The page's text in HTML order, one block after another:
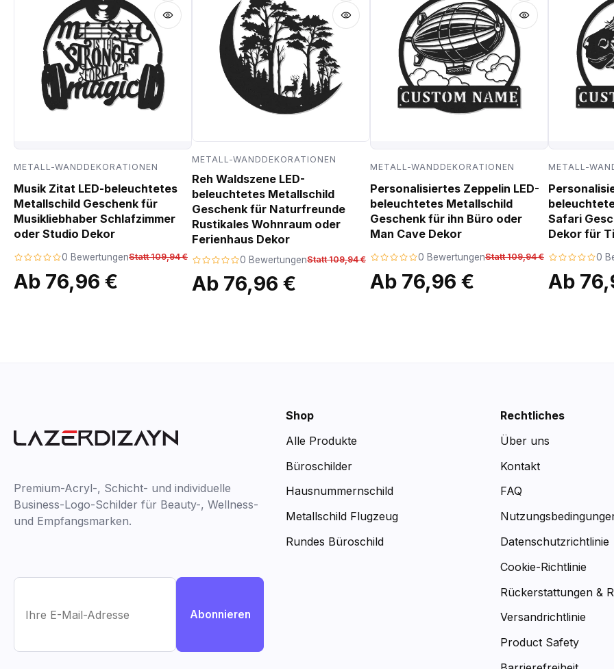
METALL-WANDDEKORATIONEN
Musik Zitat LED-beleuchtetes
Metallschild Geschenk für
Musikliebhaber Schlafzimmer
oder Studio Dekor
0 BewertungenStatt 109,94 €
Ab 76,96 €
METALL-WANDDEKORATIONEN
Reh Waldszene LED-
beleuchtetes Metallschild
Geschenk für Naturfreunde
Rustikales Wohnraum oder
Ferienhaus Dekor
0 BewertungenStatt 109,94 €
Ab 76,96 €
METALL-WANDDEKORATIONEN
Personalisiertes Zeppelin LED-
beleuchtetes Metallschild
Geschenk für ihn Büro oder
Man Cave Dekor
0 BewertungenStatt 109,94 €
Ab 76,96 €
METALL-
Safari
Dekor für
0
Ab
Premium-Acryl-, Schicht- und individuelle
Business-Logo-Schilder für Beauty-, Wellness-
und Empfangsmarken.
Abonnieren
Shop
Alle Produkte
Büroschilder
Hausnummernschild
Metallschild Flugzeug
Rundes Büroschild
Rechtliches
Über uns
Kontakt
FAQ
Datenschutzrichtlinie
Cookie-Richtlinie
Rückerstattungen &
Versandrichtlinie
Product Safety